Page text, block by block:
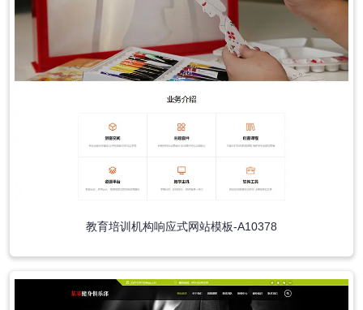
教育培训机构响应式网站模板-A10378